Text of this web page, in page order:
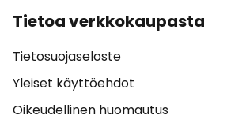
Tietoa verkkokaupasta
Tietosuojaseloste
Yleiset käyttöehdot
Oikeudellinen huomautus